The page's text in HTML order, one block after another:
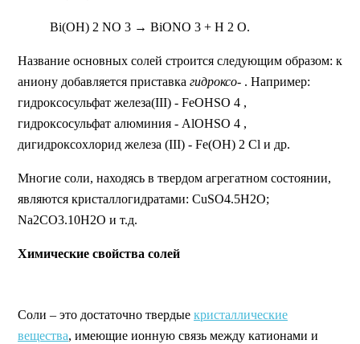
Bi(OH) 2 NO 3 → BiONO 3 + H 2 O.
Название основных солей строится следующим образом: к
аниону добавляется приставка гидроксо- . Например:
гидроксосульфат железа(III) - FeOHSO 4 ,
гидроксосульфат алюминия - AlOHSO 4 ,
дигидроксохлорид железа (III) - Fe(OH) 2 Cl и др.
Многие соли, находясь в твердом агрегатном состоянии,
являются кристаллогидратами: CuSO4.5H2O;
Na2CO3.10H2O и т.д.
Химические свойства солей
Соли – это достаточно твердые кристаллические
вещества, имеющие ионную связь между катионами и